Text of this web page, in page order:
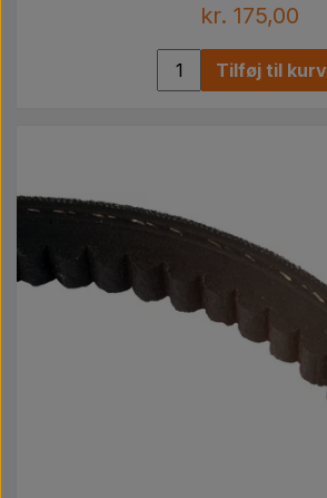
kr. 175,00
Tilføj til kurv